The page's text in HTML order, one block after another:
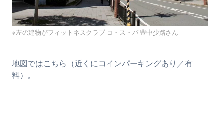
※左の建物がフィットネスクラブ コ・ス・パ 豊中少路さん
地図ではこちら（近くにコインパーキングあり／有
料）。